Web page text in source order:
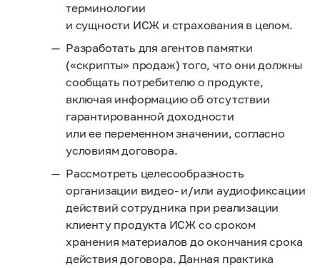
терминологии
и сущности ИСЖ и страхования в целом.
Разработать для агентов памятки
(«скрипты» продаж) того, что они должны
сообщать потребителю о продукте,
включая информацию об отсутствии
гарантированной доходности
или ее переменном значении, согласно
условиям договора.
Рассмотреть целесообразность
организации видео- и/или аудиофиксации
действий сотрудника при реализации
клиенту продукта ИСЖ со сроком
хранения материалов до окончания срока
действия договора. Данная практика